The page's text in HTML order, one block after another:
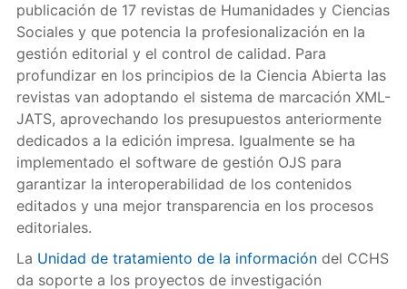
publicación de 17 revistas de Humanidades y Ciencias
Sociales y que potencia la profesionalización en la
gestión editorial y el control de calidad. Para
profundizar en los principios de la Ciencia Abierta las
revistas van adoptando el sistema de marcación XML-
JATS, aprovechando los presupuestos anteriormente
dedicados a la edición impresa. Igualmente se ha
implementado el software de gestión OJS para
garantizar la interoperabilidad de los contenidos
editados y una mejor transparencia en los procesos
editoriales.
La Unidad de tratamiento de la informacióndel CCHS
da soporte a los proyectos de investigación